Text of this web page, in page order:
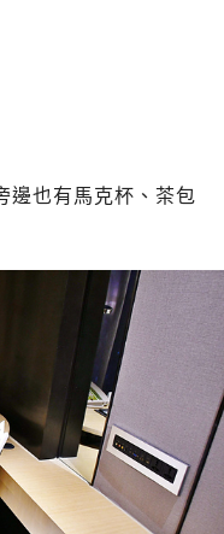
邊也有馬克杯、茶包